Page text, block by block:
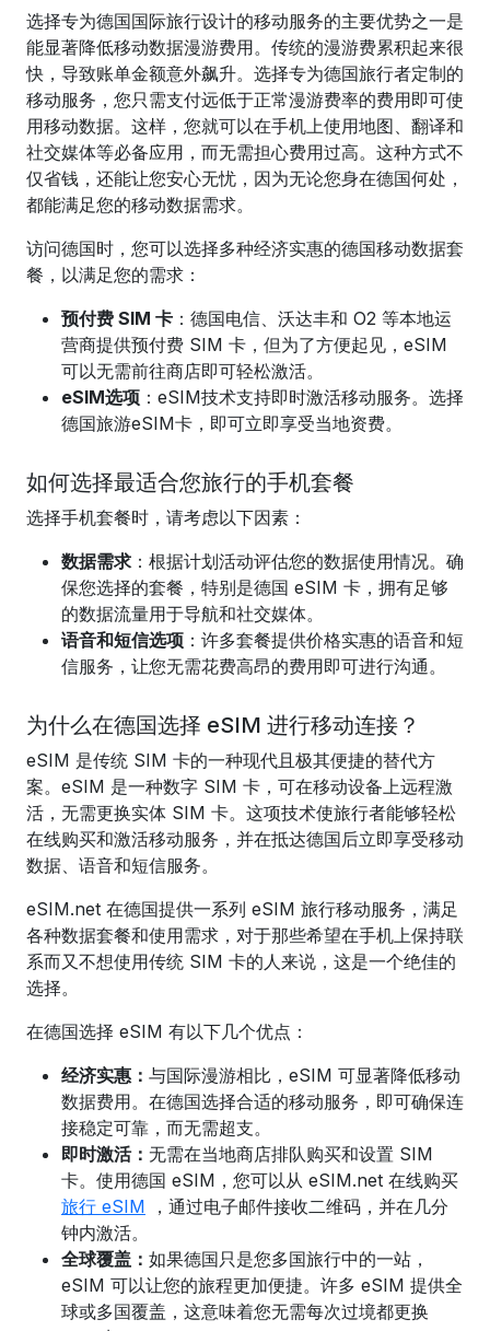
选择专为德国国际旅行设计的移动服务的主要优势之一是
能显著降低移动数据漫游费用。传统的漫游费累积起来很
快，导致账单金额意外飙升。选择专为德国旅行者定制的
移动服务，您只需支付远低于正常漫游费率的费用即可使
用移动数据。这样，您就可以在手机上使用地图、翻译和
社交媒体等必备应用，而无需担心费用过高。这种方式不
仅省钱，还能让您安心无忧，因为无论您身在德国何处，
都能满足您的移动数据需求。
访问德国时，您可以选择多种经济实惠的德国移动数据套
餐，以满足您的需求：
预付费 SIM 卡 ：德国电信、沃达丰和 O2 等本地运
营商提供预付费 SIM 卡，但为了方便起见，eSIM
可以无需前往商店即可轻松激活。
eSIM选项 ：eSIM技术支持即时激活移动服务。选择
德国旅游eSIM卡，即可立即享受当地资费。
如何选择最适合您旅行的手机套餐
选择手机套餐时，请考虑以下因素：
数据需求 ：根据计划活动评估您的数据使用情况。确
保您选择的套餐，特别是德国 eSIM 卡，拥有足够
的数据流量用于导航和社交媒体。
语音和短信选项 ：许多套餐提供价格实惠的语音和短
信服务，让您无需花费高昂的费用即可进行沟通。
为什么在德国选择 eSIM 进行移动连接？
eSIM 是传统 SIM 卡的一种现代且极其便捷的替代方
案。eSIM 是一种数字 SIM 卡，可在移动设备上远程激
活，无需更换实体 SIM 卡。这项技术使旅行者能够轻松
在线购买和激活移动服务，并在抵达德国后立即享受移动
数据、语音和短信服务。
eSIM.net 在德国提供一系列 eSIM 旅行移动服务，满足
各种数据套餐和使用需求，对于那些希望在手机上保持联
系而又不想使用传统 SIM 卡的人来说，这是一个绝佳的
选择。
在德国选择 eSIM 有以下几个优点：
经济实惠： 与国际漫游相比，eSIM 可显著降低移动
数据费用。在德国选择合适的移动服务 ，即可确保连
接稳定可靠，而无需超支。
即时激活： 无需在当地商店排队购买和设置 SIM
卡。使用德国 eSIM， 您可以从 eSIM.net 在线购买
旅行 eSIM
，通过电子邮件接收二维码，并在几分
钟内激活。
全球覆盖： 如果德国只是您多国旅行中的一站，
eSIM 可以让您的旅程更加便捷。许多 eSIM 提供全
球或多国覆盖，这意味着您无需每次过境都更换